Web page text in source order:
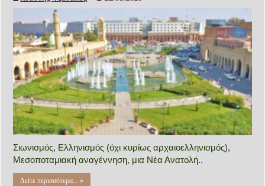
Σιωνισμός, Ελληνισμός (όχι κυρίως αρχαιοελληνισμός),
Μεσοποταμιακή αναγέννηση, μια Νέα Ανατολή..
Δείτε περισσότερα... »